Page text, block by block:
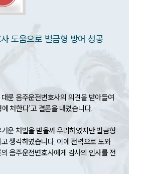
도움으로 벌금형 방어 성공
륜 음주운전변호사의 의견을 받아들여
처한다’고 결론을 내렸습니다.
운 처벌을 받을까 우려하였지만 벌금형
생각하였습니다. 이에 전력으로 도와
음주운전변호사에게 감사의 인사를 전